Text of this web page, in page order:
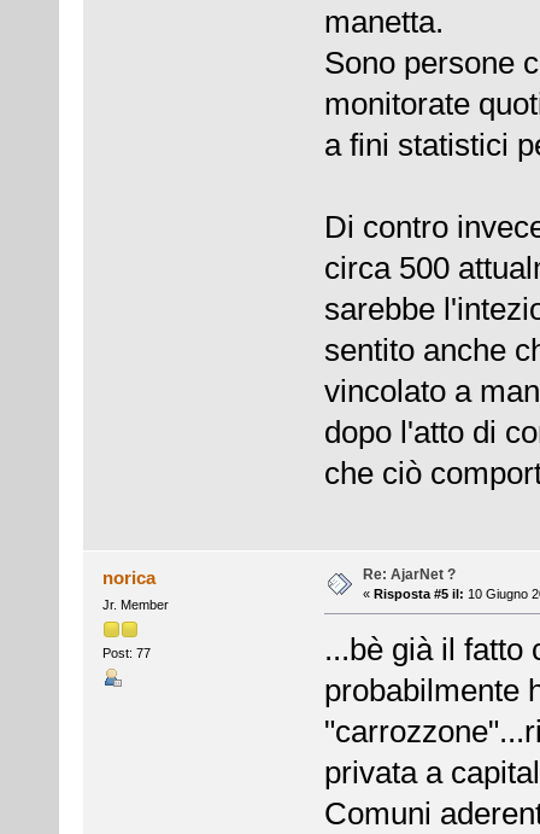
manetta.
Sono persone
monitorate
a fini statistici
Di contro
circa 500
sarebbe
sentito anche
vincolato a
dopo l'atto di
che ciò
norica
Jr. Member
Post: 77
Re: AjarNet ?
« Risposta #5 il: 10 Giugno
...bè già il fatto
probabilmente
privata a
Comuni